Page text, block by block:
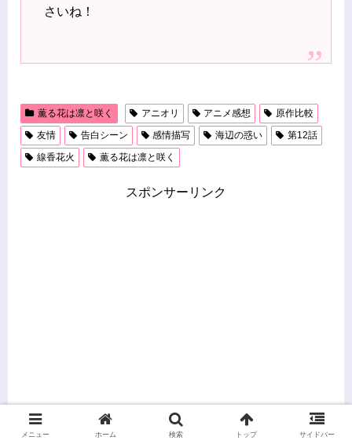
さいね！
薫る花は凛と咲く アニオリ アニメ感想
原作比較
友情
告白シーン 感情描写 海辺の惑い
第12話
線香花火
薫る花は凛と咲く
スポンサーリンク
メニュー ホーム 検索 トップ サイドバー